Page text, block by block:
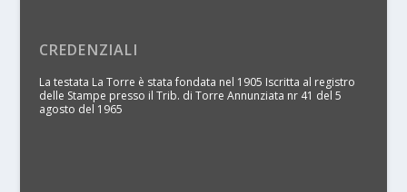
CREDENZIALI
La testata La Torre è stata fondata nel 1905 Iscritta al registro
delle Stampe presso il Trib. di Torre Annunziata nr 41 del 5
agosto del 1965